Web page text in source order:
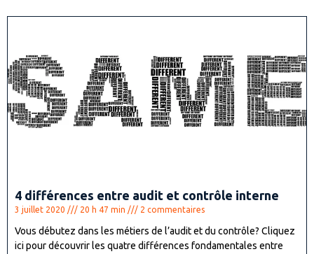
4 différences entre audit et contrôle interne
3 juillet 2020 20 h 47 min 2 commentaires
Vous débutez dans les métiers de l’audit et du contrôle? Cliquez
ici pour découvrir les quatre différences fondamentales entre